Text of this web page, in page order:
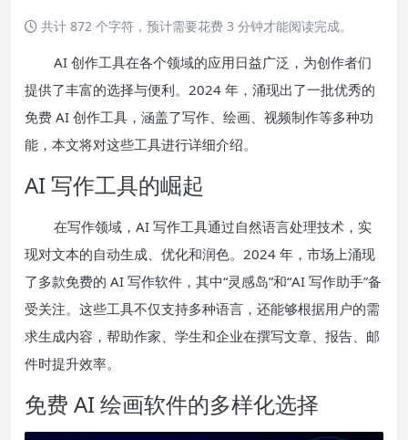
共计 872 个字符，预计需要花费 3 分钟才能阅读完成。
AI 创作工具在各个领域的应用日益广泛，为创作者们
提供了丰富的选择与便利。2024 年，涌现出了一批优秀的
免费 AI 创作工具，涵盖了写作、绘画、视频制作等多种功
能，本文将对这些工具进行详细介绍。
AI 写作工具的崛起
在写作领域，AI 写作工具通过自然语言处理技术，实
现对文本的自动生成、优化和润色。2024 年，市场上涌现
了多款免费的 AI 写作软件，其中“灵感岛”和“AI 写作助手”备
受关注。这些工具不仅支持多种语言，还能够根据用户的需
求生成内容，帮助作家、学生和企业在撰写文章、报告、邮
件时提升效率。
免费 AI 绘画软件的多样化选择